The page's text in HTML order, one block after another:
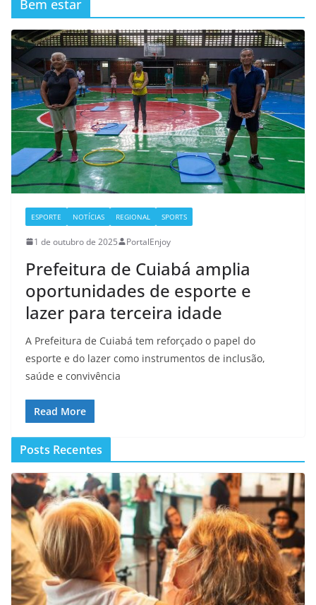
Bem estar
ESPORTE NOTÍCIAS REGIONAL SPORTS
1 de outubro de 2025 PortalEnjoy
Prefeitura de Cuiabá amplia
oportunidades de esporte e
lazer para terceira idade
A Prefeitura de Cuiabá tem reforçado o papel do
esporte e do lazer como instrumentos de inclusão,
saúde e convivência
Read More
Posts Recentes